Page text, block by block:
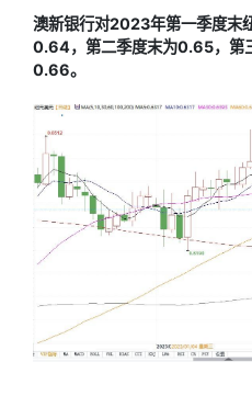
澳新银行对2023年第一季度末
0.64，第二季度末为0.65，第
0.66。